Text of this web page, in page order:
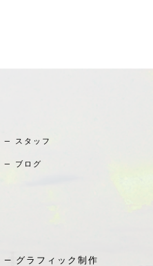
― スタッフ
― ブログ
― グラフィック制作